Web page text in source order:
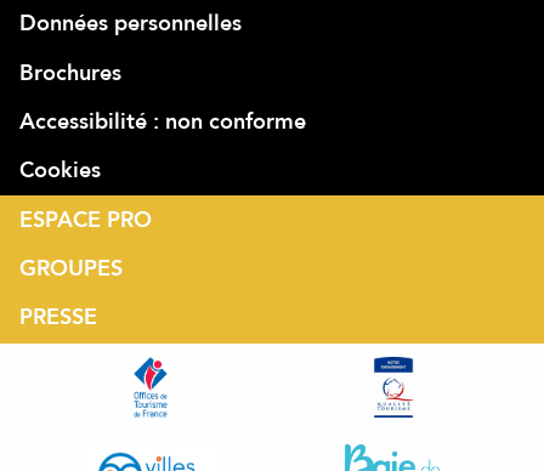
Données personnelles
Brochures
Accessibilité : non conforme
Cookies
ESPACE PRO
GROUPES
PRESSE